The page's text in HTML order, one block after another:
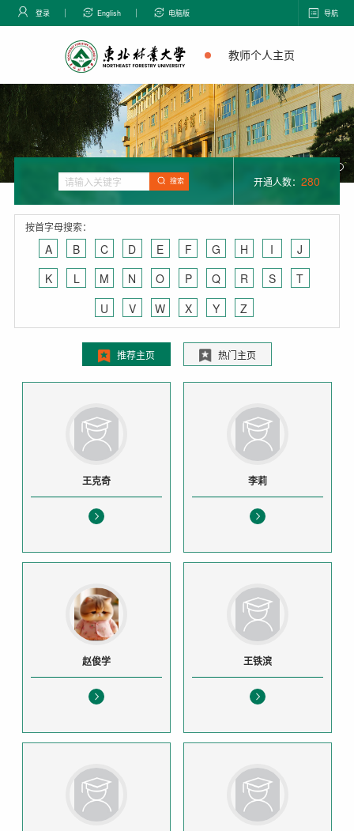
登录 English 电脑版 导航
教师个人主页
搜索 开通人数： 280
按首字母搜索：
A B C D E F G H I
J
K
L M N O P Q R S
T
U
V W X Y Z
推荐主页 热门主页
王克奇 李莉
赵俊学 王铁滨